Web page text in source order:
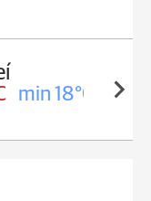
min 18°C